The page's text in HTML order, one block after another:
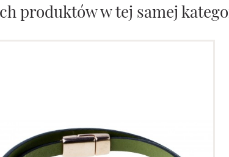
produktów w tej samej